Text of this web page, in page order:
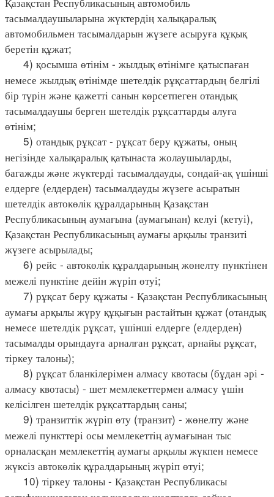
тасымалдаушыларына жүктердің халықаралық
автомобильмен тасымалдарын жүзеге асыруға құқық
беретін құжат;
4) қосымша өтінім - жылдық өтінімге қатыспаған
немесе жылдық өтінімде шетелдік рұқсаттардың белгілі
бір түрін және қажетті санын көрсетпеген отандық
тасымалдаушы берген шетелдік рұқсаттарды алуға
өтінім;
5) отандық рұқсат - рұқсат беру құжаты, оның
негізінде халықаралық қатынаста жолаушыларды,
багажды және жүктерді тасымалдауды, сондай-ақ үшінші
елдерге (елдерден) тасымалдауды жүзеге асыратын
шетелдік автокөлік құралдарының Қазақстан
Республикасының аумағына (аумағынан) келуі (кетуі),
Қазақстан Республикасының аумағы арқылы транзиті
жүзеге асырылады;
6) рейс - автокөлік құралдарының жөнелту пунктінен
межелі пунктіне дейін жүріп өтуі;
7) рұқсат беру құжаты - Қазақстан Республикасының
аумағы арқылы жүру құқығын растайтын құжат (отандық
немесе шетелдік рұқсат, үшінші елдерге (елдерден)
тасымалды орындауға арналған рұқсат, арнайы рұқсат,
тіркеу талоны);
8) рұқсат бланкілерімен алмасу квотасы (бұдан әрі -
алмасу квотасы) - шет мемлекеттермен алмасу үшін
келісілген шетелдік рұқсаттардың саны;
9) транзиттік жүріп өту (транзит) - жөнелту және
межелі пункттері осы мемлекеттің аумағынан тыс
орналасқан мемлекеттің аумағы арқылы жүкпен немесе
жүксіз автокөлік құралдарының жүріп өтуі;
10) тіркеу талоны - Қазақстан Республикасы